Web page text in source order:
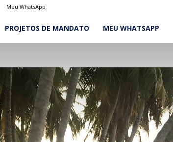
Meu WhatsApp
PROJETOS DE MANDATO MEU WHATSAPP